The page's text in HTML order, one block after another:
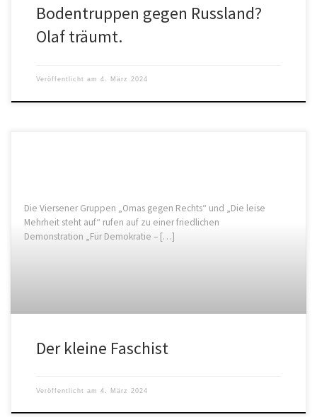
Bodentruppen gegen Russland?
Olaf träumt.
Veröffentlicht am 4. März 2024
Die Viersener Gruppen „Omas gegen Rechts“ und „Die leise
Mehrheit steht auf“ rufen auf zu einer friedlichen
Demonstration „Für Demokratie – […]
Der kleine Faschist
Veröffentlicht am 4. März 2024